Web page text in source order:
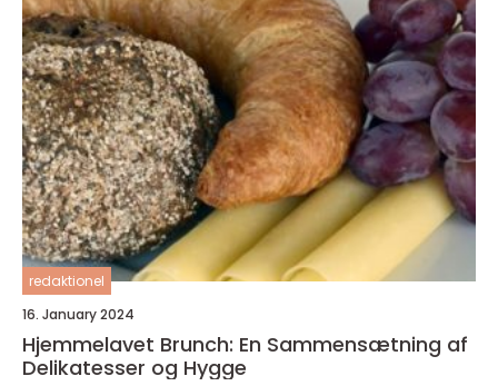
redaktionel
16. January 2024
Hjemmelavet Brunch: En Sammensætning af
Delikatesser og Hygge